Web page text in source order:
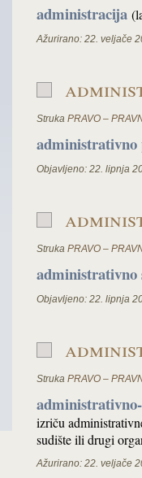
administracija
Ažurirano: 22. veljače
Struka PRAVO –
administrativno
Objavljeno: 22. lipnja
Struka PRAVO –
administrativno
Objavljeno: 22. lipnja
Struka PRAVO –
izriču
sudište ili drugi
Ažurirano: 22. veljače